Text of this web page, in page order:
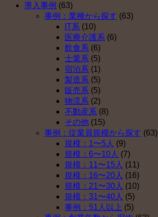
年
金
を
導
入
し
な
い
理
由
ベ
ス
ト
５
（そ
の
４）
は
確
定
拠
出
年
金
を
導
入
し
な
い
理
由
ベ
ス
ト
５
（そ
の
企
業
型
確
定
拠
出
年
金
を
導
入
し
な
い
理
由
ベ
ス
導入事例 (63)
事例：業種から探す (63)
IT系 (10)
医療介護系 (6)
飲食系 (6)
士業系 (5)
宿泊系 (1)
製造系 (5)
販売系 (5)
物流系 (2)
不動産系 (8)
その他 (15)
事例：従業員規模から探す (63)
規模：1〜5人 (9)
規模：6〜10人 (7)
規模：11〜15人 (11)
規模：16〜20人 (16)
規模：21〜30人 (10)
規模：31〜40人 (5)
事例：51人以上 (5)